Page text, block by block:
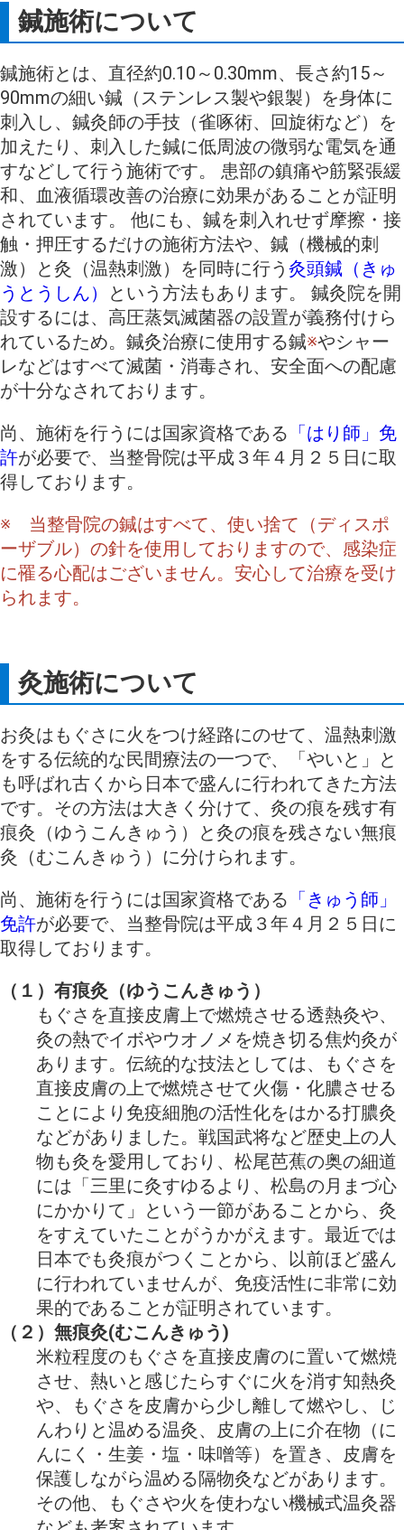
鍼施術について
鍼施術とは、直径約0.10～0.30mm、長さ約15～
90mmの細い鍼（ステンレス製や銀製）を身体に
刺入し、鍼灸師の手技（雀啄術、回旋術など）を
加えたり、刺入した鍼に低周波の微弱な電気を通
すなどして行う施術です。 患部の鎮痛や筋緊張緩
和、血液循環改善の治療に効果があることが証明
されています。 他にも、鍼を刺入れせず摩擦・接
触・押圧するだけの施術方法や、鍼（機械的刺
激）と灸（温熱刺激）を同時に行う 灸頭鍼（きゅ
うとうしん）
という方法もあります。 鍼灸院を開
設するには、高圧蒸気滅菌器の設置が義務付けら
れているため。鍼灸治療に使用する鍼※やシャー
レなどはすべて滅菌・消毒され、安全面への配慮
が十分なされております。
尚、施術を行うには国家資格である 「はり師」免
許が必要で、当整骨院は平成３年４月２５日に取
得しております。
※ 当整骨院の鍼はすべて、使い捨て（ディスポ
ーザブル）の針を使用しておりますので、感染症
に罹る心配はございません。安心して治療を受け
られます。
灸施術について
お灸はもぐさに火をつけ経路にのせて、温熱刺激
をする伝統的な民間療法の一つで、「やいと」と
も呼ばれ古くから日本で盛んに行われてきた方法
です。その方法は大きく分けて、灸の痕を残す有
痕灸（ゆうこんきゅう）と灸の痕を残さない無痕
灸（むこんきゅう）に分けられます。
尚、施術を行うには国家資格である 「きゅう師」
免許が必要で、当整骨院は平成３年４月２５日に
取得しております。
（１）有痕灸（ゆうこんきゅう）
もぐさを直接皮膚上で燃焼させる透熱灸や、
灸の熱でイボやウオノメを焼き切る焦灼灸が
あります。伝統的な技法としては、もぐさを
直接皮膚の上で燃焼させて火傷・化膿させる
ことにより免疫細胞の活性化をはかる打膿灸
などがありました。戦国武将など歴史上の人
物も灸を愛用しており、松尾芭蕉の奥の細道
には「三里に灸すゆるより、松島の月まづ心
にかかりて」という一節があることから、灸
をすえていたことがうかがえます。最近では
日本でも灸痕がつくことから、以前ほど盛ん
に行われていませんが、免疫活性に非常に効
果的であることが証明されています。
（２）無痕灸(むこんきゅう)
米粒程度のもぐさを直接皮膚のに置いて燃焼
させ、熱いと感じたらすぐに火を消す知熱灸
や、もぐさを皮膚から少し離して燃やし、じ
んわりと温める温灸、皮膚の上に介在物（に
んにく・生姜・塩・味噌等）を置き、皮膚を
保護しながら温める隔物灸などがあります。
その他、もぐさや火を使わない機械式温灸器